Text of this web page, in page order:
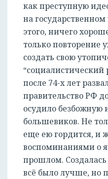
как преступную
на
этого, ничего
только повторение
создать свою
“социалистический
после 74-х лет
правительство РФ
осудило безбожную
большевиков. Не
еще ею гордится, и
воспоминаниями о
прошлом.
всё было лучше, но